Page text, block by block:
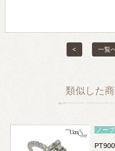
< 一覧
類似した
ノー